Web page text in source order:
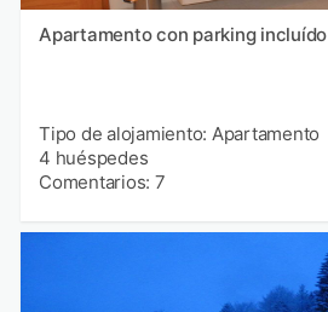
Apartamento con parking incluído
Tipo de alojamiento: Apartamento
4 huéspedes
Comentarios: 7